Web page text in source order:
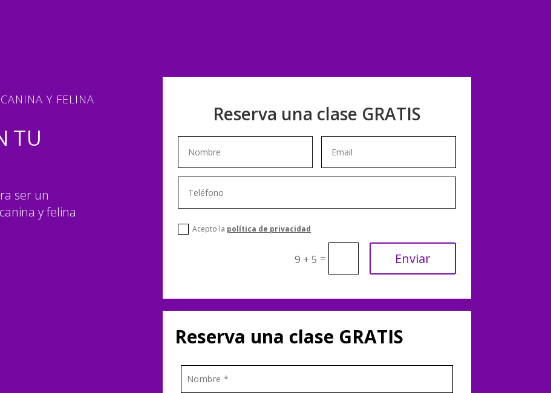
Y FELINA
TU
ser un
y felina
Reserva una clase GRATIS
Acepto la política de privacidad
9 + 5 = Enviar
Reserva una clase GRATIS